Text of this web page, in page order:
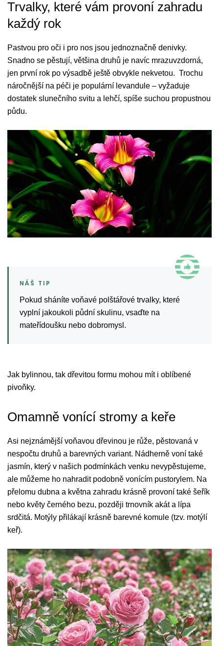
Trvalky, které vám provoní zahradu
každý rok
Pastvou pro oči i pro nos jsou jednoznačně denivky.
Snadno se pěstují, většina druhů je navíc mrazuvzdorná,
jen první rok po výsadbě ještě obvykle nekvetou. Trochu
náročnější na péči je populární levandule – vyžaduje
dostatek slunečního svitu a lehčí, spíše suchou propustnou
půdu.
Pokud sháníte voňavé polštářové trvalky, které
vyplní jakoukoli půdní skulinu, vsaďte na
mateřídoušku nebo dobromysl.
Jak bylinnou, tak dřevitou formu mohou mít i oblíbené
pivoňky.
Omamně vonící stromy a keře
Asi nejznámější voňavou dřevinou je růže, pěstovaná v
nespočtu druhů a barevných variant. Nádherně voní také
jasmín, který v našich podmínkách venku nevypěstujeme,
ale můžeme ho nahradit podobně vonícím pustorylem. Na
přelomu dubna a května zahradu krásně provoní také šeřík
nebo květy černého bezu, později trnovník akát a lípa
srdčitá. Motýly přilákají krásně barevné komule (tzv. motýlí
keř).